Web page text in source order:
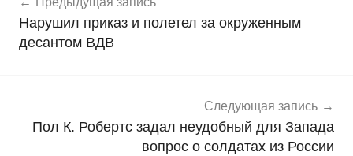
о
в
о
по
записям
Нарушил приказ и полетел за окруженным
десантом ВДВ
Следующая запись
Пол К. Робертс задал неудобный для Запада
вопрос о солдатах из России